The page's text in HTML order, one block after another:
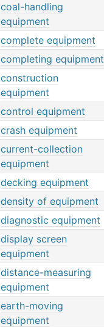
coal-handling
equipment
complete equipment
completing equipment
construction
equipment
control equipment
crash equipment
current-collection
equipment
decking equipment
density of equipment
diagnostic equipment
display screen
equipment
distance-measuring
equipment
earth-moving
equipment